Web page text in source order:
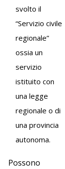
svolto il
“Servizio civile
regionale”
ossia un
servizio
istituito con
una legge
regionale o di
una provincia
autonoma.
Possono